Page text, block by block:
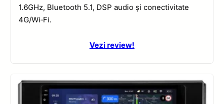
1.6GHz, Bluetooth 5.1, DSP audio și conectivitate
4G/Wi‑Fi.
Vezi review!